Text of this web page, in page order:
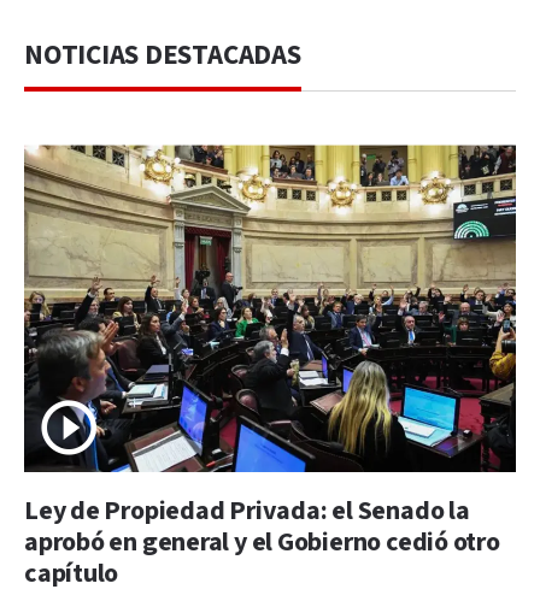
NOTICIAS DESTACADAS
Ley de Propiedad Privada: el Senado la
aprobó en general y el Gobierno cedió otro
capítulo